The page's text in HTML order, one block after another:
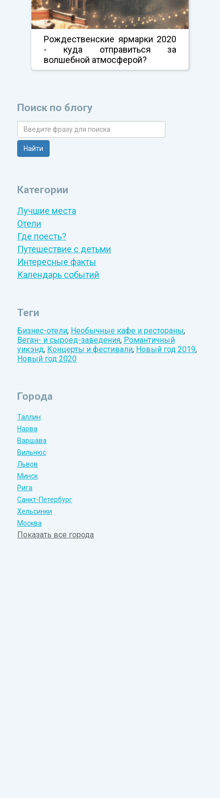
Рождественские ярмарки 2020
- куда отправиться за
волшебной атмосферой?
Поиск по блогу
Категории
Лучшие места
Отели
Где поесть?
Путешествие с детьми
Интересные факты
Календарь событий
Теги
Бизнес-отели, Необычные кафе и рестораны,
Веган- и сыроед-заведения, Романтичный
уикэнд, Концерты и фестивали, Новый год 2019,
Новый год 2020
Города
Таллин
Нарва
Варшава
Вильнюс
Львов
Минск
Рига
Санкт-Петербург
Хельсинки
Москва
Показать все города